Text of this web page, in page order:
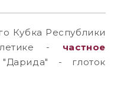
Кубка Республики
- частное
- глоток